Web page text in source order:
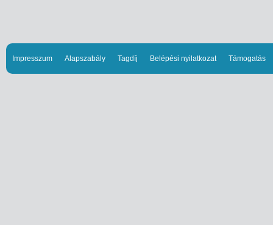
Impresszum Alapszabály Tagdíj Belépési nyilatkozat Támogatás